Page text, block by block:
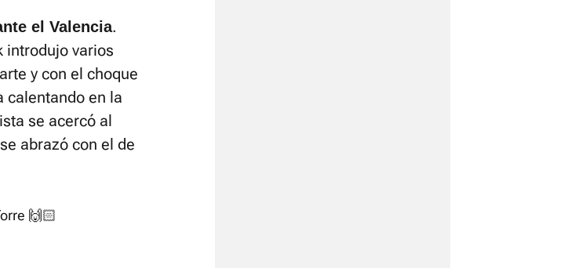
el Valencia.
introdujo varios
y con el choque
calentando en la
se acercó al
abrazó con el de
🙌🏻